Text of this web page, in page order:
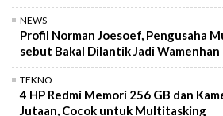
NEWS
Profil Norman Joesoef, Pengusaha
sebut Bakal Dilantik Jadi Wamenhan
TEKNO
4 HP Redmi Memori 256 GB dan
Jutaan, Cocok untuk Multitasking